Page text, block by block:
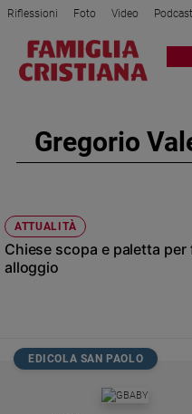
Attualità
Politica
Mondo
e
giustizia
Sport
Papa
Riflessioni Foto Video Podcast
Privacy Policy Chi siamo
Registrati Redazione
Gregorio
ATTUALITÀ
Chiese scopa e paletta
alloggio
EDICOLA SAN PAOLO